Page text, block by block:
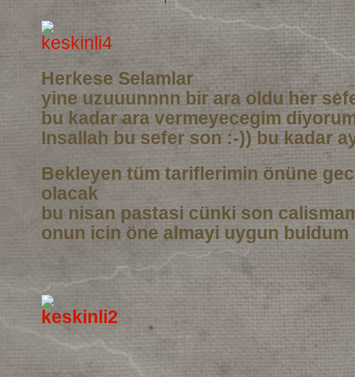
Herkese Selamlar
yine uzuuunnnn bir ara oldu her
bu kadar ara vermeyecegim
Insallah bu sefer son :-)) bu kadar
Bekleyen tüm tariflerimin önüne
olacak
bu nisan pastasi cünki son
onun icin öne almayi uygun buldum